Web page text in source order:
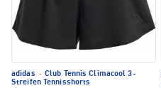
adidas · Club Tennis Climacool 3-
Streifen Tennisshorts